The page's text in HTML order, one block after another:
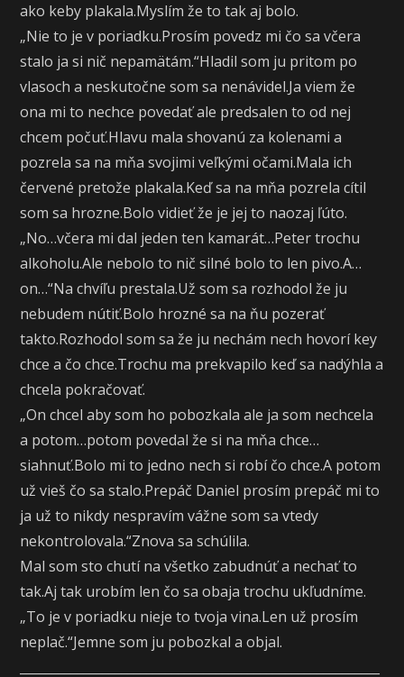
ako keby plakala.Myslím že to tak aj bolo.
„Nie to je v poriadku.Prosím povedz mi čo sa včera
stalo ja si nič nepamätám.“Hladil som ju pritom po
vlasoch a neskutočne som sa nenávidel.Ja viem že
ona mi to nechce povedať ale predsalen to od nej
chcem počuť.Hlavu mala shovanú za kolenami a
pozrela sa na mňa svojimi veľkými očami.Mala ich
červené pretože plakala.Keď sa na mňa pozrela cítil
som sa hrozne.Bolo vidieť že je jej to naozaj ľúto.
„No…včera mi dal jeden ten kamarát…Peter trochu
alkoholu.Ale nebolo to nič silné bolo to len pivo.A…
on…“Na chvíľu prestala.Už som sa rozhodol že ju
nebudem nútiť.Bolo hrozné sa na ňu pozerať
takto.Rozhodol som sa že ju nechám nech hovorí key
chce a čo chce.Trochu ma prekvapilo keď sa nadýhla a
chcela pokračovať.
„On chcel aby som ho pobozkala ale ja som nechcela
a potom…potom povedal že si na mňa chce…
siahnuť.Bolo mi to jedno nech si robí čo chce.A potom
už vieš čo sa stalo.Prepáč Daniel prosím prepáč mi to
ja už to nikdy nespravím vážne som sa vtedy
nekontrolovala.“Znova sa schúlila.
Mal som sto chutí na všetko zabudnúť a nechať to
tak.Aj tak urobím len čo sa obaja trochu ukľudníme.
„To je v poriadku nieje to tvoja vina.Len už prosím
neplač.“Jemne som ju pobozkal a objal.